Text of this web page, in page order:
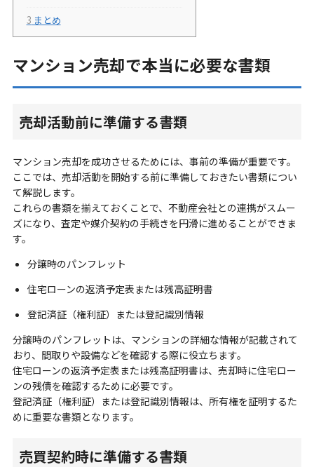
3 まとめ
マンション売却で本当に必要な書類
売却活動前に準備する書類
マンション売却を成功させるためには、事前の準備が重要です。
ここでは、売却活動を開始する前に準備しておきたい書類につい
て解説します。
これらの書類を揃えておくことで、不動産会社との連携がスムー
ズになり、査定や媒介契約の手続きを円滑に進めることができま
す。
分譲時のパンフレット
住宅ローンの返済予定表または残高証明書
登記済証（権利証）または登記識別情報
分譲時のパンフレットは、マンションの詳細な情報が記載されて
おり、間取りや設備などを確認する際に役立ちます。
住宅ローンの返済予定表または残高証明書は、売却時に住宅ロー
ンの残債を確認するために必要です。
登記済証（権利証）または登記識別情報は、所有権を証明するた
めに重要な書類となります。
売買契約時に準備する書類